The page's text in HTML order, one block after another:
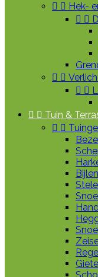
  Hek-
 
 
 
  Tuin &
 
Bijlen